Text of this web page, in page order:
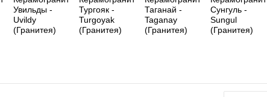
Увильды -
Uvildy
(Гранитея)
Тургояк -
Turgoyak
(Гранитея)
Таганай -
Taganay
(Гранитея)
Сунгуль -
Sungul
(Гранитея)